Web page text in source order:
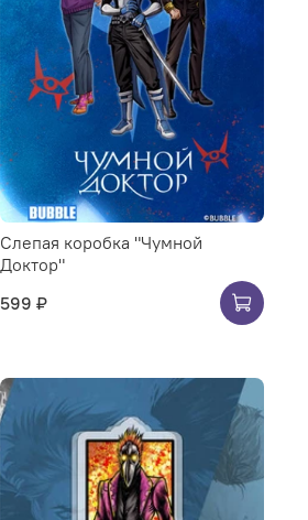
Слепая коробка "Чумной
Доктор"
599 ₽